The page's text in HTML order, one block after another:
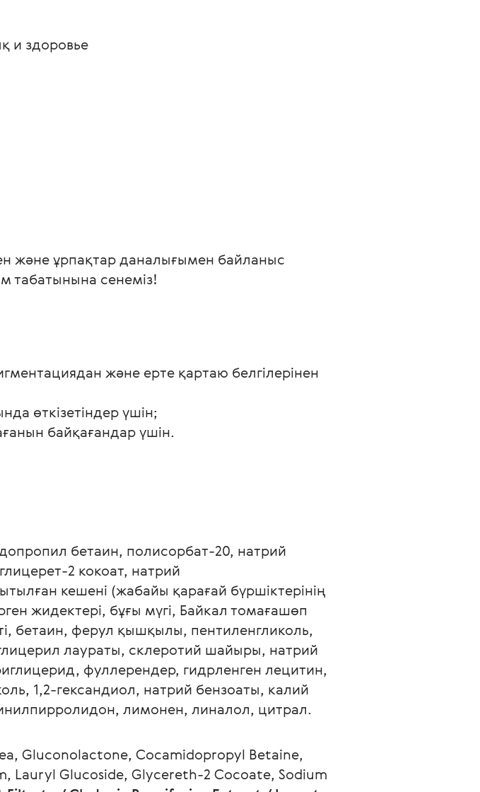
и здоровье
және ұрпақтар даналығымен байланыс
табатынына сенеміз!
және ерте қартаю белгілерінен
өткізетіндер үшін;
байқағандар үшін.
бетаин, полисорбат-20, натрий
2 кокоат, натрий
кешені (жабайы қарағай бүршіктерінің
жидектері, бұғы мүгі, Байкал томағашөп
бетаин, ферул қышқылы, пентиленгликоль,
лаураты, склеротий шайыры, натрий
фуллерендер, гидрленген лецитин,
1,2-гександиол, натрий бензоаты, калий
лимонен, линалол, цитрал.
Gluconolactone, Cocamidopropyl Betaine,
Lauryl Glucoside, Glycereth-2 Cocoate, Sodium